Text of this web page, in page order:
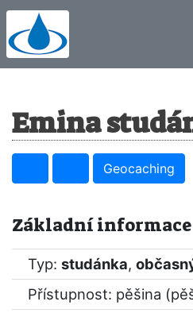
Emina
Geocaching
Základní informace
Typ: studánka,
Přístupnost: pěšina